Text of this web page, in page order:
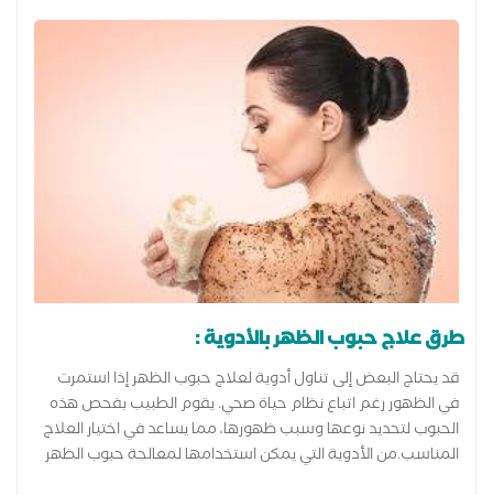
طرق علاج حبوب الظهر بالأدوية :
قد يحتاج البعض إلى تناول أدوية لعلاج حبوب الظهر إذا استمرت
في الظهور رغم اتباع نظام حياة صحي. يقوم الطبيب بفحص هذه
الحبوب لتحديد نوعها وسبب ظهورها، مما يساعد في اختيار العلاج
المناسب.من الأدوية التي يمكن استخدامها لمعالجة حبوب الظهر